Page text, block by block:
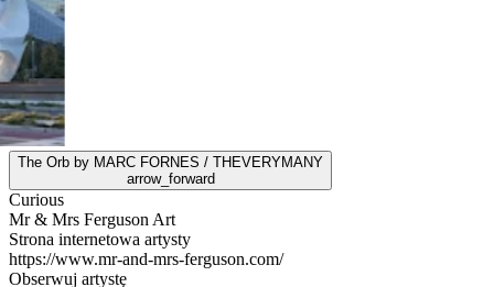
The Orb by MARC FORNES / THEVERYMANY
arrow_forward
Curious
Mr & Mrs Ferguson Art
Strona internetowa artysty
https://www.mr-and-mrs-ferguson.com/
Obserwuj artystę